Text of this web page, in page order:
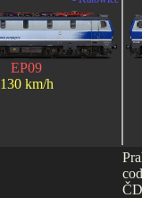
EP09
130 km/h